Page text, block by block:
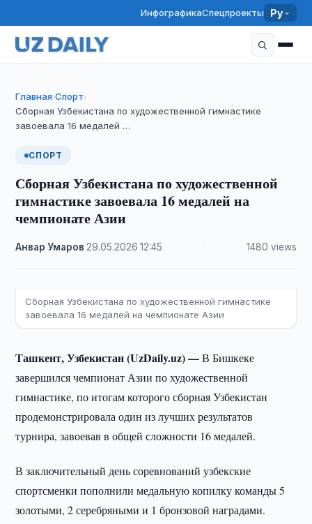
ИнфографикаСпецпроекты Ру
Главная›Спорт›
Сборная Узбекистана по художественной гимнастике
завоевала 16 медалей …
СПОРТ
Сборная Узбекистана по художественной
гимнастике завоевала 16 медалей на
чемпионате Азии
Анвар Умаров 29.05.2026 ·12:45 1480 views
Сборная Узбекистана по художественной гимнастике
завоевала 16 медалей на чемпионате Азии
Ташкент, Узбекистан (UzDaily.uz) —В Бишкеке
завершился чемпионат Азии по художественной
гимнастике, по итогам которого сборная Узбекистан
продемонстрировала один из лучших результатов
турнира, завоевав в общей сложности 16 медалей.
В заключительный день соревнований узбекские
спортсменки пополнили медальную копилку команды 5
золотыми, 2 серебряными и 1 бронзовой наградами.